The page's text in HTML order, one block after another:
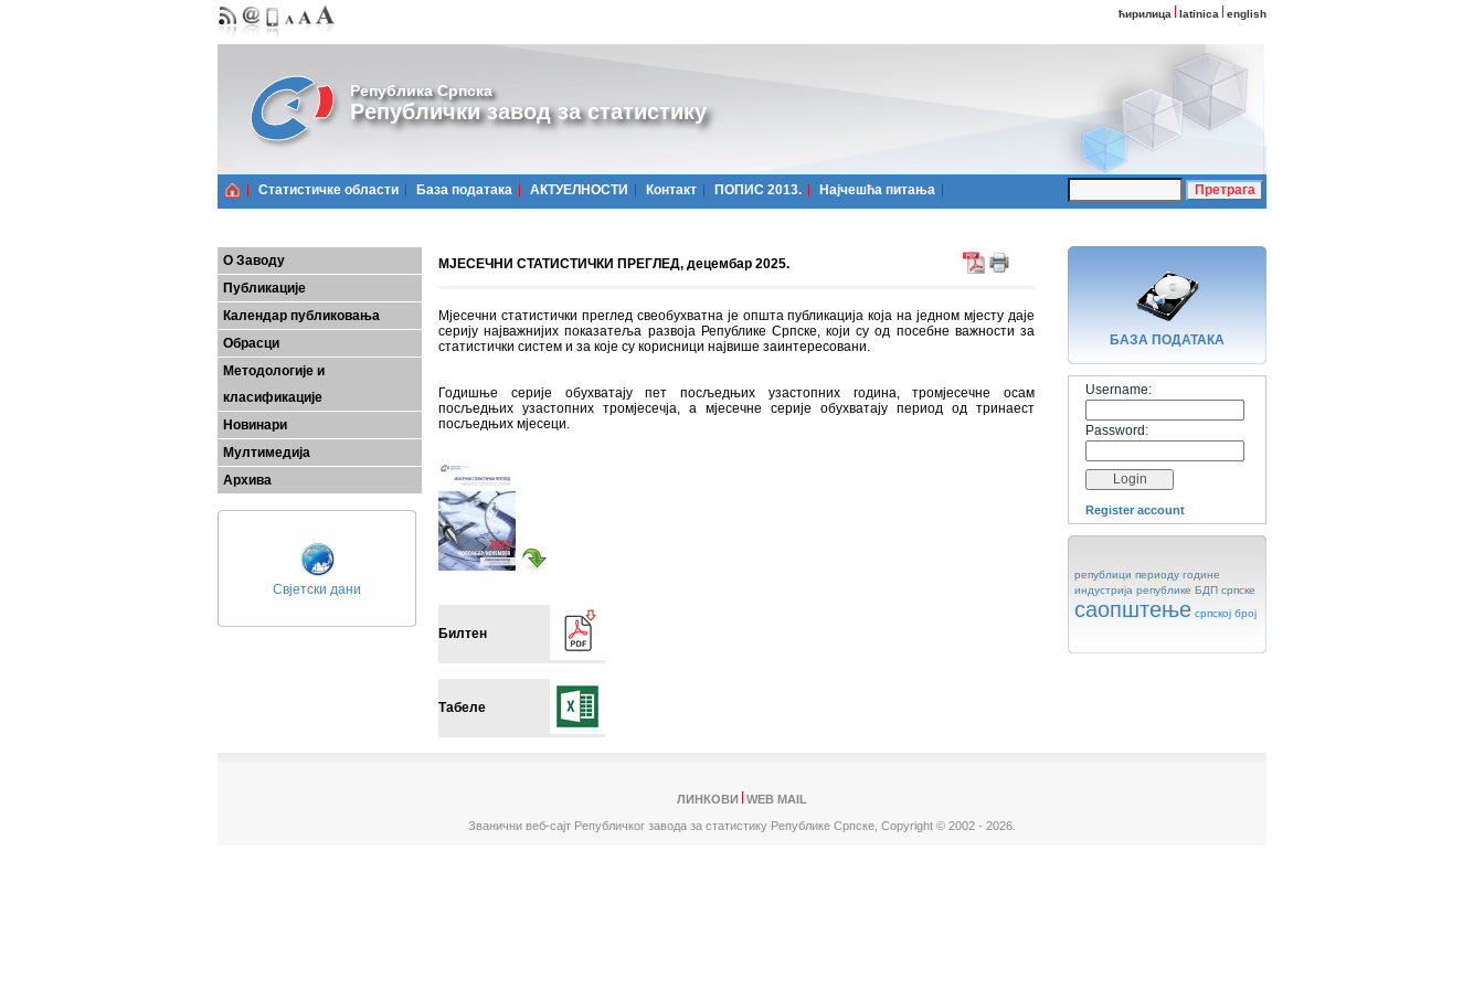
ћирилица latinica english
Република Српска
Републички завод за статистику
Статистичке области Базa података АКТУЕЛНОСТИ Контакт ПОПИС 2013. Најчешћa питања
О Заводу
Публикације
Календар публиковања
Обрасци
Методологије и
класификације
Новинари
Мултимедија
Архива
Свјетски дани
МЈЕСЕЧНИ СТАТИСТИЧКИ ПРЕГЛЕД, децембар 2025.
Мјесечни статистички преглед свеобухватна је општа публикација која на једном мјесту даје
серију најважнијих показатеља развоја Републике Српске, који су од посебне важности за
статистички систем и за које су корисници највише заинтересовани.
Годишње серије обухватају пет посљедњих узастопних година, тромјесечне осам
посљедњих узастопних тромјесечја, а мјесечне серије обухватају период од тринаест
посљедњих мјесеци.
Билтен
Табеле
БАЗA ПОДАТАКА
Username:
Password:
Register account
републици периоду године
индустрија републике БДП српске
саопштење српској број
ЛИНКОВИ
WEB MAIL
Званични веб-сајт Републичког завода за статистику Републике Српске, Copyright © 2002 - 2026.